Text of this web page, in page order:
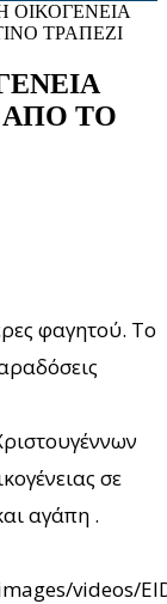
ΟΙΚΟΓΕΝΕΙΑ
ΤΡΑΠΕΖΙ
ΤΟ
φαγητού. Το
σε
αγάπη .
videos/